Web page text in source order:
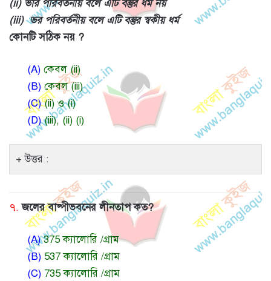
(ii) ভার পরিবর্তনীয় বলে এটি বস্তুর ধর্ম নয়
(iii) ভর পরিবর্তনীয় বলে এটি বস্তুর স্বকীয় ধর্ম
কোনটি সঠিক নয় ?
(A) কেবল (ii)
(B) কেবল (iii)
(C)(ii) ও (i)
(D)(iii), (ii) (i)
উত্তর :
৭. জলের বাষ্পীভবনের লীনতাপ কত?
(A)375 ক্যালোরি /গ্রাম
(B) 537 ক্যালোরি /গ্রাম
(C) 735 ক্যালোরি /গ্রাম